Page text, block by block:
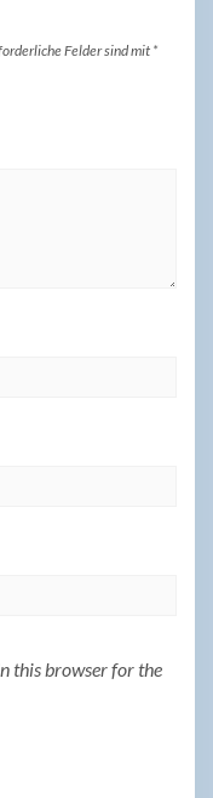
Felder sind mit *
this browser for the